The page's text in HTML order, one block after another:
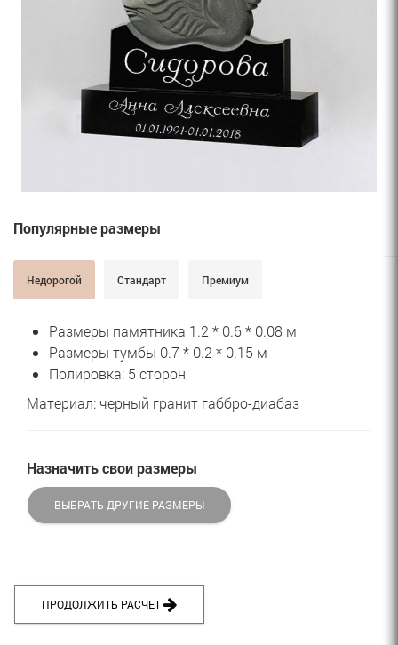
Популярные размеры
Недорогой Стандарт Премиум
Размеры памятника 1.2 * 0.6 * 0.08 м
Размеры тумбы 0.7 * 0.2 * 0.15 м
Полировка: 5 сторон
Материал: черный гранит габбро-диабаз
Назначить свои размеры
ВЫБРАТЬ ДРУГИЕ РАЗМЕРЫ
ПРОДОЛЖИТЬ РАСЧЕТ